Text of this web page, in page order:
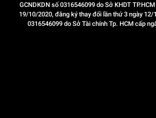
GCNDKDN số 0316546099 do Sở KHDT
19/10/2020, đăng ký thay đổi lần thứ 3 ngày 12/
0316546099 do Sở Tài chính Tp. HCM cấp